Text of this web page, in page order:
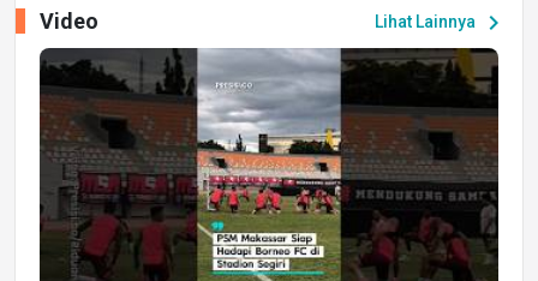
Lihat Lainnya chevron_right
Video